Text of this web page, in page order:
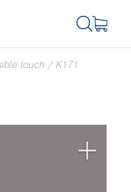
touch / K171